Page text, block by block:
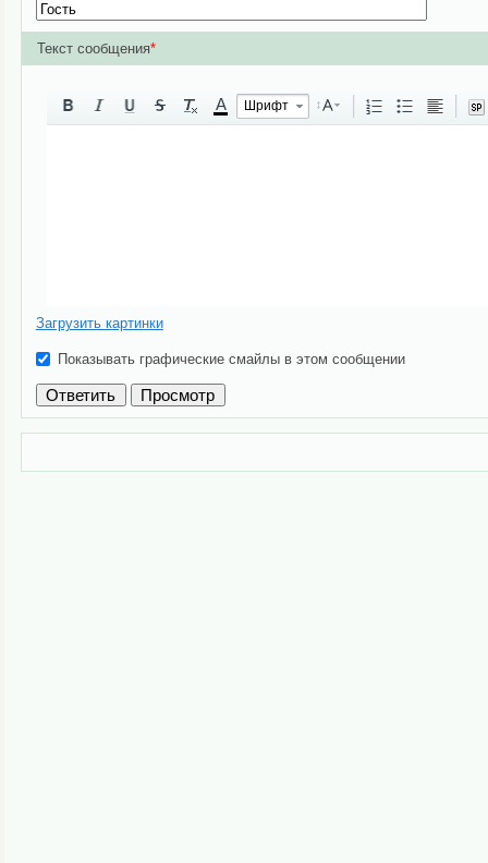
Текст сообщения*
A Шрифт
Загрузить картинки
Показывать графические смайлы в этом сообщении